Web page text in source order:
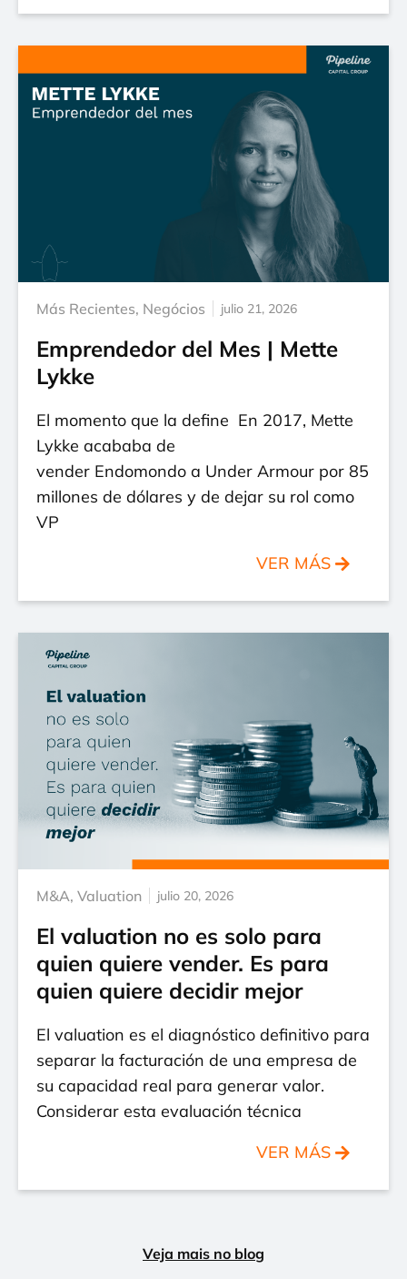
Más Recientes, Negócios julio 21, 2026
Emprendedor del Mes | Mette
Lykke
El momento que la define En 2017, Mette
Lykke acababa de
vender Endomondo a Under Armour por 85
millones de dólares y de dejar su rol como
VP
VER MÁS
M&A, Valuation julio 20, 2026
El valuation no es solo para
quien quiere vender. Es para
quien quiere decidir mejor
El valuation es el diagnóstico definitivo para
separar la facturación de una empresa de
su capacidad real para generar valor.
Considerar esta evaluación técnica
VER MÁS
Veja mais no blog